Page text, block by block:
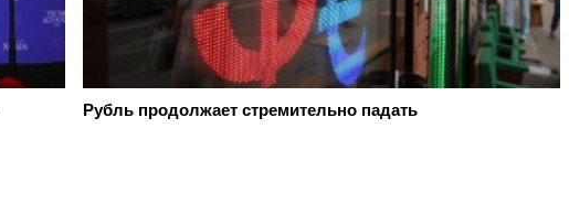
Рубль продолжает стремительно падать